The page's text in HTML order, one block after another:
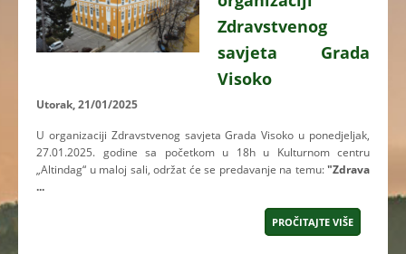
Zdravstvenog
savjeta Grada
Visoko
Utorak, 21/01/2025
U organizaciji Zdravstvenog savjeta Grada Visoko u ponedjeljak,
27.01.2025. godine sa početkom u 18h u Kulturnom centru
„Altindag“ u maloj sali, održat će se predavanje na temu:"Zdrava
...
PROČITAJTE VIŠE